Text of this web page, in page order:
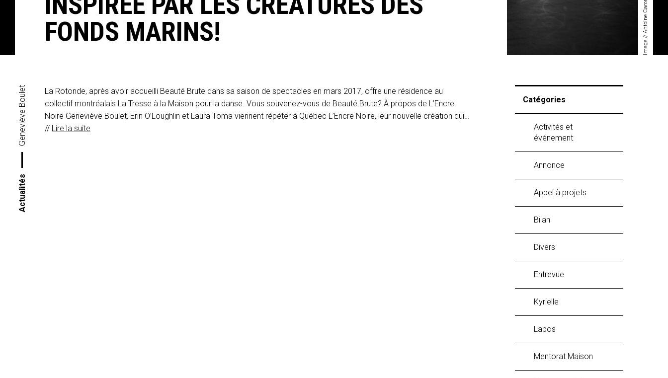
Image // Antoine Caron
FONDS MARINS!
Actualités
Geneviève Boulet
La Rotonde, après avoir accueilli Beauté Brute dans sa saison de spectacles en mars 2017, offre une résidence au
collectif montréalais La Tresse à la Maison pour la danse. Vous souvenez-vous de Beauté Brute? À propos de L’Encre
Noire Geneviève Boulet, Erin O’Loughlin et Laura Toma viennent répéter à Québec L’Encre Noire, leur nouvelle création qui…
// Lire la suite
Catégories
Activités et
événement
Annonce
Appel à projets
Bilan
Divers
Entrevue
Kyrielle
labos
Mentorat Maison